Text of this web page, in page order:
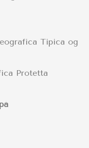
Tipica og
Protetta